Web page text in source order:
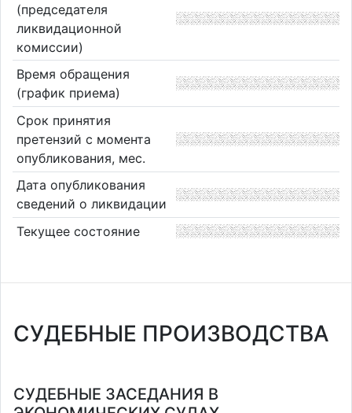
(председателя
ликвидационной
комиссии)
Время обращения
(график приема)
Срок принятия
претензий с момента
опубликования, мес.
Дата опубликования
сведений о ликвидации
Текущее состояние
СУДЕБНЫЕ ПРОИЗВОДСТВА
СУДЕБНЫЕ ЗАСЕДАНИЯ В